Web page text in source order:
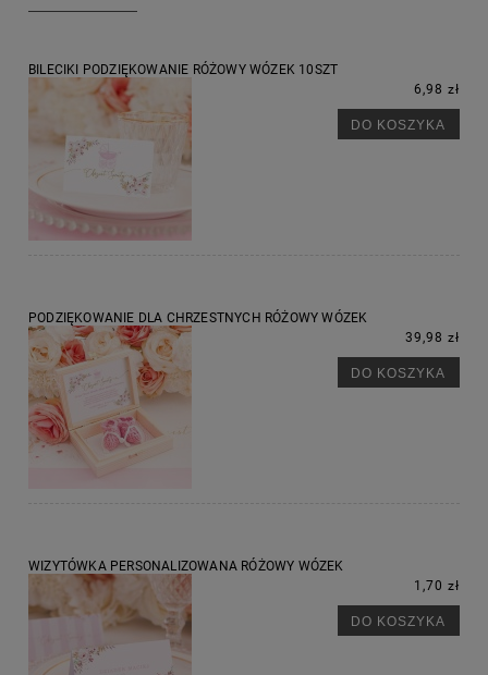
BILECIKI PODZIĘKOWANIE RÓŻOWY WÓZEK 10SZT
6,98 zł
DO KOSZYKA
PODZIĘKOWANIE DLA CHRZESTNYCH RÓŻOWY WÓZEK
39,98 zł
DO KOSZYKA
WIZYTÓWKA PERSONALIZOWANA RÓŻOWY WÓZEK
1,70 zł
DO KOSZYKA